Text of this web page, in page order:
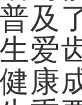
及
爱
康